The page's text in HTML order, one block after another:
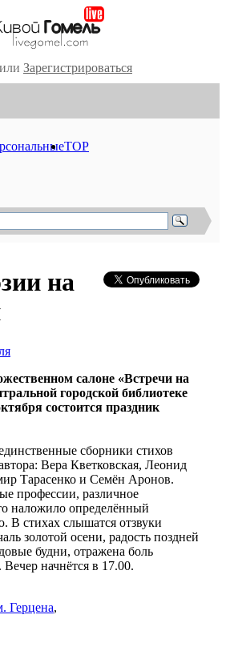
или Зарегистрироваться
TOP
на
салоне «Встречи на
городской библиотеке
состоится праздник
сборники стихов
Вера Кветковская, Леонид
Тарасенко и Семён Аронов.
профессии, различное
наложило определённый
В стихах слышатся отзвуки
золотой осени, радость поздней
будни, отражена боль
Вечер начнётся в 17.00.
Герцена,